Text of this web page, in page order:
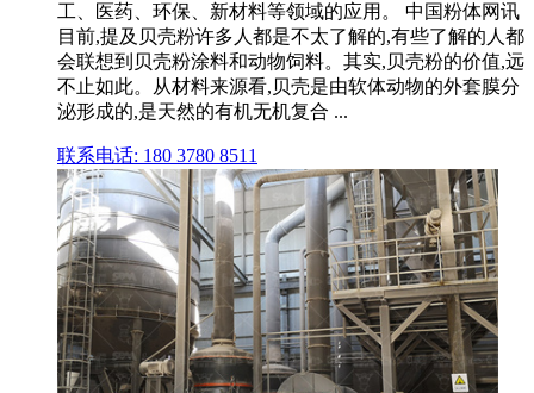
工、医药、环保、新材料等领域的应用。 中国粉体网讯
目前,提及贝壳粉许多人都是不太了解的,有些了解的人都
会联想到贝壳粉涂料和动物饲料。其实,贝壳粉的价值,远
不止如此。从材料来源看,贝壳是由软体动物的外套膜分
泌形成的,是天然的有机无机复合 ...
联系电话: 180 3780 8511